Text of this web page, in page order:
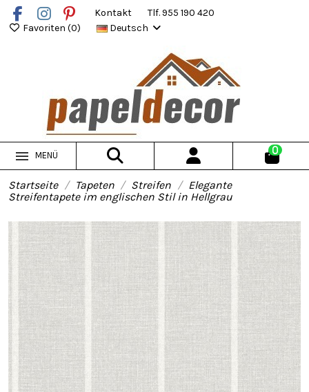
Kontakt
Tlf. 955 190 420
Favoriten (0) Deutsch
MENÜ 0
Startseite Tapeten Streifen
Elegante
Streifentapete im englischen Stil in Hellgrau